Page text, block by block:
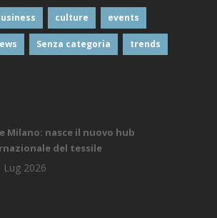
culture events
Senza categoria trends
Milano: nasce il nuovo hub
del tessile
Lug 2026